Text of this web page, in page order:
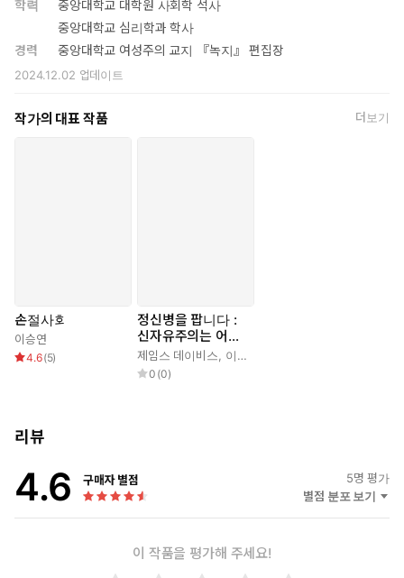
학력
중앙대학교 대학원 사회학 석사
중앙대학교 심리학과 학사
경력
중앙대학교 여성주의 교지 『녹지』 편집장
2024.12.02 업데이트
작가의 대표 작품 더보기
손절사회
이승연
4.6(5)
정신병을 팝니다 :
신자유주의는 어떻
게 우리 마음을 병
들게 하는가
제임스 데이비스 이승연
0 (0)
리뷰
4.6 구매자 별점 5명 평가
별점 분포 보기
이 작품을 평가해 주세요!